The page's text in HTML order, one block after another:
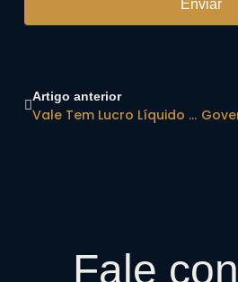
Enviar
Artigo anterior
Vale Tem Lucro Líquido De US$ 5,5 Bilhões No Primeiro Trimestre De 2021, Alta De 2.220%
Fale